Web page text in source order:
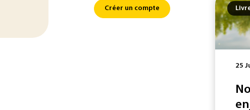
Créer un compte
25